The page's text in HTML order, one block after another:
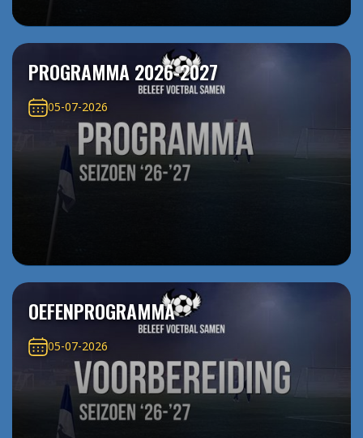
PROGRAMMA 2026-2027
05-07-2026
OEFENPROGRAMMA
05-07-2026